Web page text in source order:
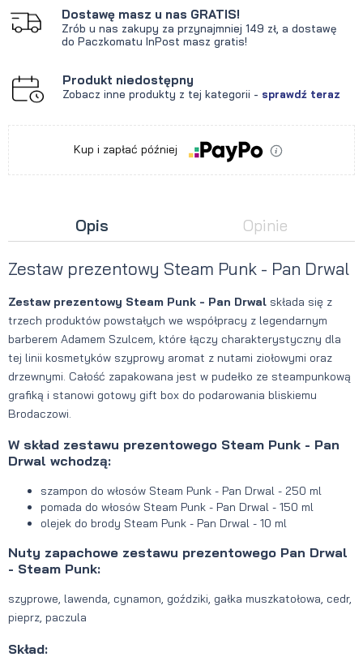
Dostawę masz u nas GRATIS!
Zrób u nas zakupy za przynajmniej 149 zł, a dostawę
do Paczkomatu InPost masz gratis!
Produkt niedostępny
Zobacz inne produkty z tej kategorii - sprawdź teraz
Kup i zapłać później
Opis Opinie
Zestaw prezentowy Steam Punk - Pan Drwal
Zestaw prezentowy Steam Punk - Pan Drwal składa się z
trzech produktów powstałych we współpracy z legendarnym
barberem Adamem Szulcem, które łączy charakterystyczny dla
tej linii kosmetyków szyprowy aromat z nutami ziołowymi oraz
drzewnymi. Całość zapakowana jest w pudełko ze steampunkową
grafiką i stanowi gotowy gift box do podarowania bliskiemu
Brodaczowi.
W skład zestawu prezentowego Steam Punk - Pan
Drwal wchodzą:
szampon do włosów Steam Punk - Pan Drwal - 250 ml
pomada do włosów Steam Punk - Pan Drwal - 150 ml
olejek do brody Steam Punk - Pan Drwal - 10 ml
Nuty zapachowe zestawu prezentowego Pan Drwal
- Steam Punk:
szyprowe, lawenda, cynamon, goździki, gałka muszkatołowa, cedr,
pieprz, paczula
Skład: